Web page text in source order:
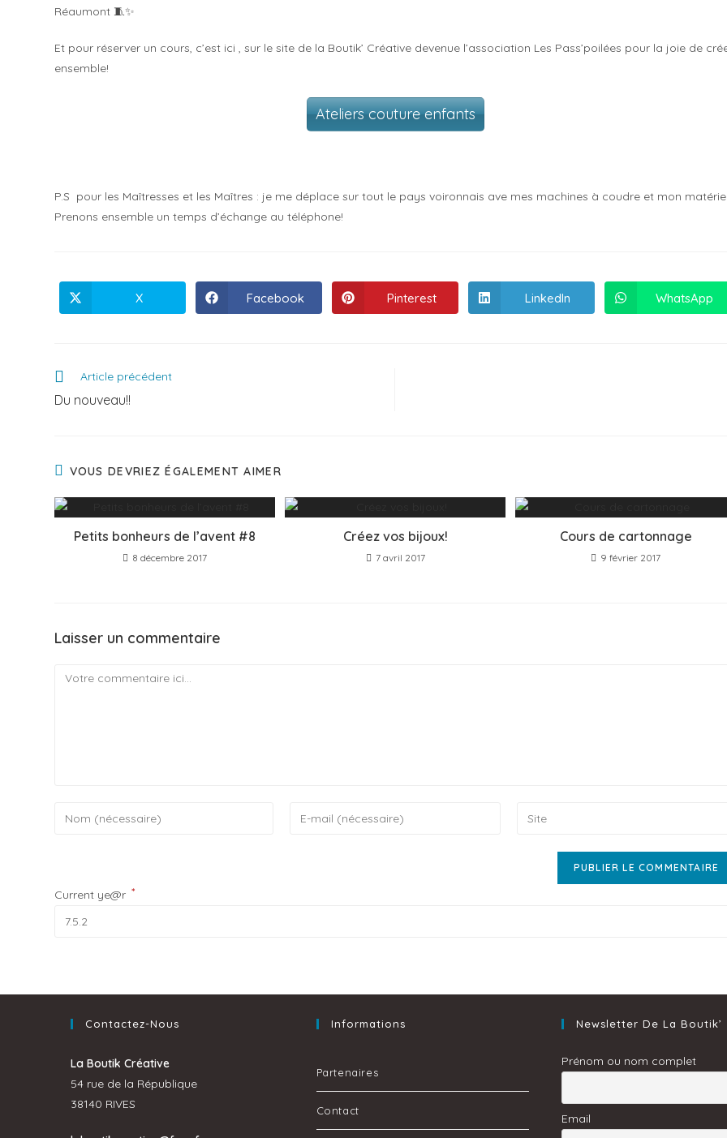
Réaumont 🧵✨
Et pour réserver un cours, c’est ici , sur le site de la Boutik’ Créative devenue l’association Les Pass’poilées pour la joie de
ensemble!
Ateliers couture enfants
P.S pour les Maîtresses et les Maîtres : je me déplace sur tout le pays voironnais ave mes machines à coudre et mon
Prenons ensemble un temps d’échange au téléphone!
X Facebook Pinterest LinkedIn WhatsApp
Article précédent
Du nouveau!!
VOUS DEVRIEZ ÉGALEMENT AIMER
Petits bonheurs de l’avent #8
8 décembre 2017
Créez vos bijoux!
7 avril 2017
Cours de cartonnage
9 février 2017
Laisser un commentaire
Current ye@r *
Contactez-Nous
La Boutik Créative
54 rue de la République
38140 RIVES
Informations
Partenaires
Contact
Newsletter De La Boutik’
Prénom ou nom complet
Email